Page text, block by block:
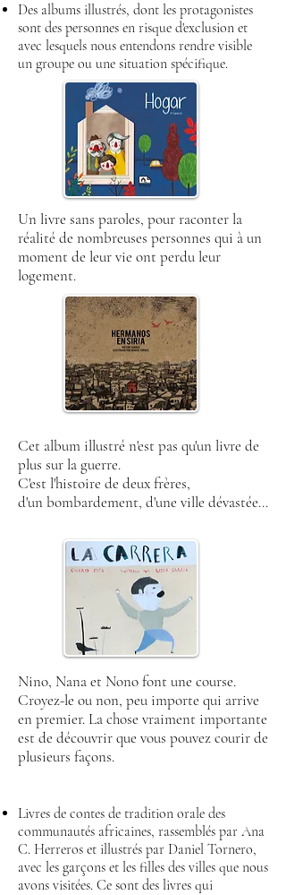
Des albums illustrés, dont les protagonistes
sont des personnes en risque d'exclusion et
avec lesquels nous entendons rendre visible
un groupe ou une situation spécifique.
Un livre sans paroles, pour raconter la
réalité de nombreuses personnes qui à un
moment de leur vie ont perdu leur
logement.
Cet album illustré n'est pas qu'un livre de
plus sur la guerre.
C'est l'histoire de deux frères,
d'un bombardement, d'une ville dévastée...
Nino, Nana et Nono font une course.
Croyez-le ou non, peu importe qui arrive
en premier. La chose vraiment importante
est de découvrir que vous pouvez courir de
plusieurs façons.
Livres de contes de tradition orale des
communautés africaines, rassemblés par Ana
C. Herreros et illustrés par Daniel Tornero,
avec les garçons et les filles des villes que nous
avons visitées. Ce sont des livres qui